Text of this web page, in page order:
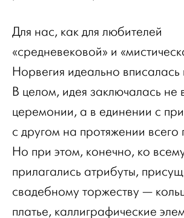
Для нас, как для любителей
«средневековой» и
Норвегия идеально
В целом, идея заключалась не
церемонии, а в единении с
с другом на протяжении всего
Но при этом, конечно, ко
прилагались атрибуты,
свадебному торжеству —
платье, каллиграфические